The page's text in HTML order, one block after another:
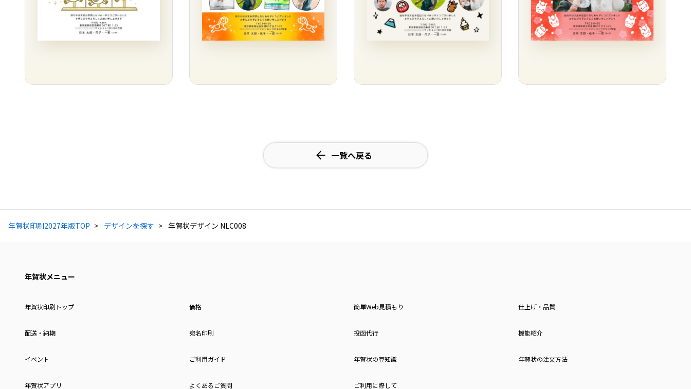
一覧へ戻る
年賀状印刷2027年版TOP デザインを探す 年賀状デザイン NLC008
年賀状メニュー
年賀状印刷トップ 価格 簡単Web見積もり 仕上げ・品質
配送・納期 宛名印刷 投函代行 機能紹介
イベント ご利用ガイド 年賀状の豆知識 年賀状の注文方法
年賀状アプリ よくあるご質問 ご利用に際して